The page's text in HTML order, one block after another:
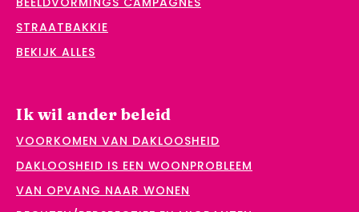
STRAATBAKKIE
BEKIJK ALLES
Ik wil ander beleid
VOORKOMEN VAN DAKLOOSHEID
DAKLOOSHEID IS EEN WOONPROBLEEM
VAN OPVANG NAAR WONEN